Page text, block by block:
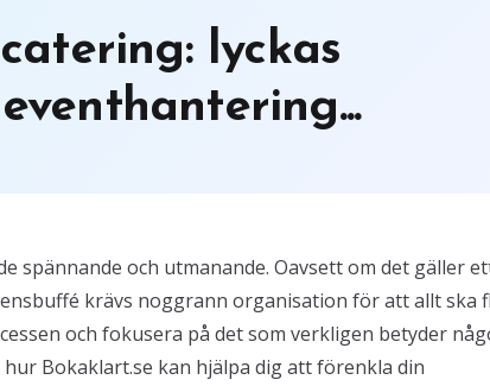
lyckas
spännande och utmanande. Oavsett om det gäller
krävs noggrann organisation för att allt ska
och fokusera på det som verkligen betyder
Bokaklart.se kan hjälpa dig att förenkla din